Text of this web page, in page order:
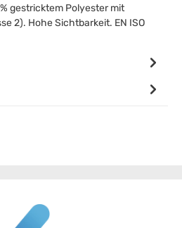
gestricktem Polyester mit
2). Hohe Sichtbarkeit. EN ISO